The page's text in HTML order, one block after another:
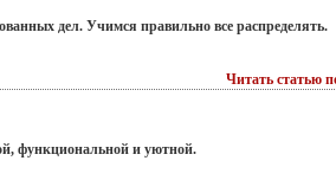
дел. Учимся правильно все распределять.
Читать статью
функциональной и уютной.